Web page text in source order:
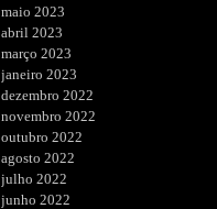
maio 2023
abril 2023
março 2023
janeiro 2023
dezembro 2022
novembro 2022
outubro 2022
agosto 2022
julho 2022
junho 2022